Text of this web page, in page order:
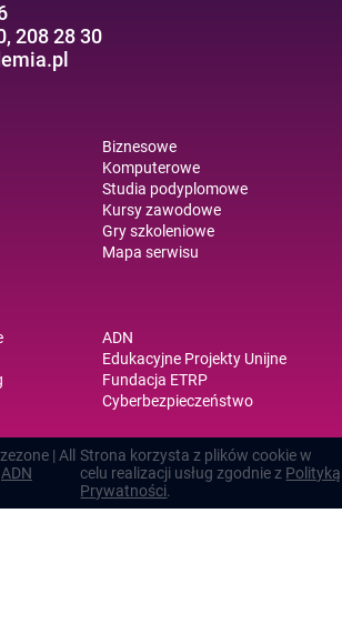
208 28 30
Biznesowe
Komputerowe
Studia podyplomowe
Kursy zawodowe
Gry szkoleniowe
Mapa serwisu
ADN
Edukacyjne Projekty Unijne
Fundacja ETRP
Cyberbezpieczeństwo
| All
ADN
Strona korzysta z plików cookie w
celu realizacji usług zgodnie z Polityką
Prywatności.